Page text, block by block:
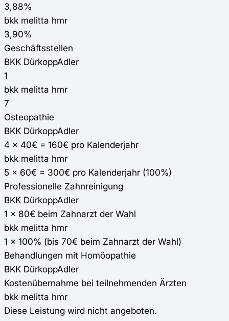
3,88%
bkk melitta hmr
3,90%
Geschäftsstellen
BKK DürkoppAdler
1
bkk melitta hmr
7
Osteopathie
BKK DürkoppAdler
4 x 40€ = 160€ pro Kalenderjahr
bkk melitta hmr
5 x 60€ = 300€ pro Kalenderjahr (100%)
Professionelle Zahnreinigung
BKK DürkoppAdler
1 x 80€ beim Zahnarzt der Wahl
bkk melitta hmr
1 x 100% (bis 70€ beim Zahnarzt der Wahl)
Behandlungen mit Homöopathie
BKK DürkoppAdler
Kostenübernahme bei teilnehmenden Ärzten
bkk melitta hmr
Diese Leistung wird nicht angeboten.